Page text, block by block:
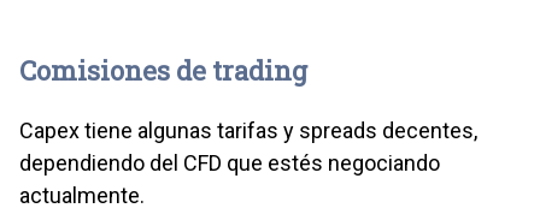
Comisiones de trading
Capex tiene algunas tarifas y spreads decentes,
dependiendo del CFD que estés negociando
actualmente.